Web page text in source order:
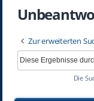
Zur erweiterten
Die